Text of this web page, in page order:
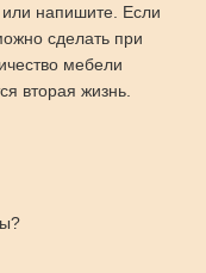
или напишите. Если
сделать при
мебели
вторая жизнь.